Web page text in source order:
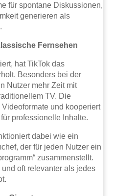
für spontane Diskussionen,
generieren als
Fernsehen
hat TikTok das
Besonders bei der
Nutzer mehr Zeit mit
TV. Die
und kooperiert
professionelle Inhalte.
dabei wie ein
der für jeden Nutzer ein
zusammenstellt.
oft relevanter als jedes